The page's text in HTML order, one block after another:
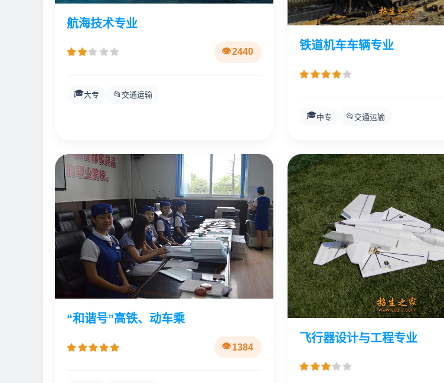
航海技术专业
2440
🎓大专 📂 交通运输
铁道机车车辆专业
🎓中专 📂 交通运输
“和谐号”高铁、动车乘
1384
飞行器设计与工程专业